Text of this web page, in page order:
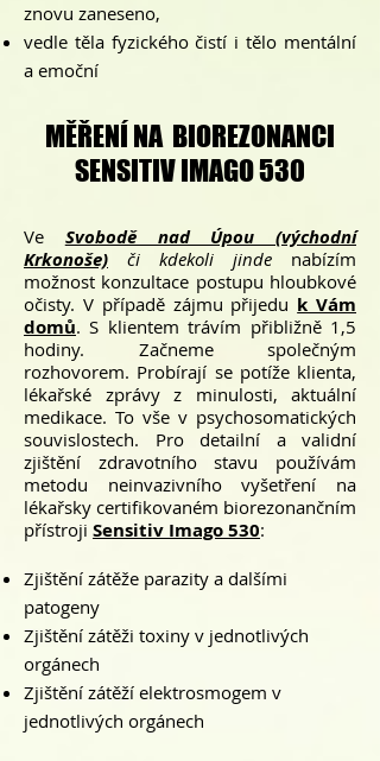
znovu zaneseno,
vedle těla fyzického čistí i tělo mentální
a emoční
MĚŘENÍ NA BIOREZONANCI
SENSITIV IMAGO 530
Ve Svobodě nad Úpou (východní
Krkonoše) či kdekoli jinde nabízím
možnost konzultace postupu hloubkové
očisty. V případě zájmu přijedu k Vám
domů. S klientem trávím přibližně 1,5
hodiny. Začneme společným
rozhovorem. Probírají se potíže klienta,
lékařské zprávy z minulosti, aktuální
medikace. To vše v psychosomatických
souvislostech. Pro detailní a validní
zjištění zdravotního stavu používám
metodu neinvazivního vyšetření na
lékařsky certifikovaném biorezonančním
přístroji Sensitiv Imago 530:
Zjištění zátěže parazity a dalšími
patogeny
Zjištění zátěži toxiny v jednotlivých
orgánech
Zjištění zátěží elektrosmogem v
jednotlivých orgánech